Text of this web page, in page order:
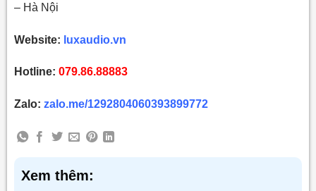
– Hà Nội
Website: luxaudio.vn
Hotline: 079.86.88883
Zalo: zalo.me/1292804060393899772
Xem thêm: